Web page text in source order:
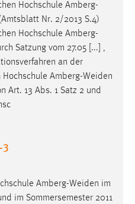
Hochschule Amberg-
Nr. 2/2013 S.4)
Hochschule Amberg-
Satzung vom 27.05 [...] ,
an der
Hochschule Amberg-Weiden
Art. 13 Abs. 1 Satz 2 und
Amberg-Weiden im
im Sommersemester 2011